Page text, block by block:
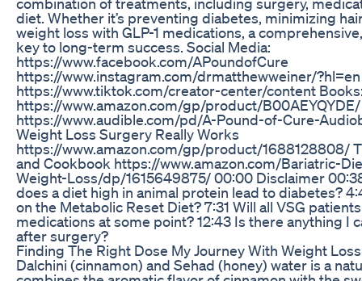
diet. Whether it’s preventing diabetes, minimizing
weight loss with GLP-1 medications, a
key to long-term success. Social Media:
https://www.facebook.com/APoundofCure
https://www.instagram.com/drmatthewweiner/?hl=en
https://www.tiktok.com/creator-center/content
https://www.amazon.com/gp/product/B00AEYQYDE/
https://www.audible.com/pd/A-Pound-of-Cure-
Weight Loss Surgery Really Works
https://www.amazon.com/gp/product/1688128808/
and Cookbook https://www.amazon.com/Bariatric-
Weight-Loss/dp/1615649875/ 00:00 Disclaimer
does a diet high in animal protein lead to diabetes?
on the Metabolic Reset Diet? 7:31 Will all VSG
medications at some point? 12:43 Is there anything I
after surgery?
Finding The Right Dose My Journey With Weight
Dalchini (cinnamon) and Sehad (honey) water is a